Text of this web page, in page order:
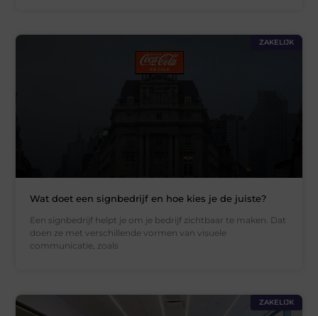
ZAKELIJK
Wat doet een signbedrijf en hoe kies je de juiste?
Een signbedrijf helpt je om je bedrijf zichtbaar te maken. Dat
doen ze met verschillende vormen van visuele
communicatie, zoals
ZAKELIJK